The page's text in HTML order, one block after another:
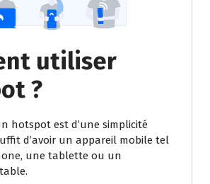
utiliser
?
hotspot est d’une simplicité
d’avoir un appareil mobile tel
une tablette ou un